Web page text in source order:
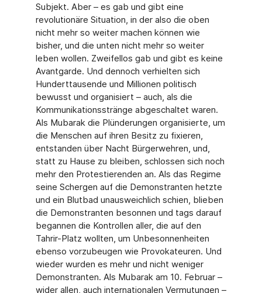
Subjekt. Aber – es gab und gibt eine
revolutionäre Situation, in der also die oben
nicht mehr so weiter machen können wie
bisher, und die unten nicht mehr so weiter
leben wollen. Zweifellos gab und gibt es keine
Avantgarde. Und dennoch verhielten sich
Hunderttausende und Millionen politisch
bewusst und organisiert – auch, als die
Kommunikationsstränge abgeschaltet waren.
Als Mubarak die Plünderungen organisierte, um
die Menschen auf ihren Besitz zu fixieren,
entstanden über Nacht Bürgerwehren, und,
statt zu Hause zu bleiben, schlossen sich noch
mehr den Protestierenden an. Als das Regime
seine Schergen auf die Demonstranten hetzte
und ein Blutbad unausweichlich schien, blieben
die Demonstranten besonnen und tags darauf
begannen die Kontrollen aller, die auf den
Tahrir-Platz wollten, um Unbesonnenheiten
ebenso vorzubeugen wie Provokateuren. Und
wieder wurden es mehr und nicht weniger
Demonstranten. Als Mubarak am 10. Februar –
wider allen, auch internationalen Vermutungen –